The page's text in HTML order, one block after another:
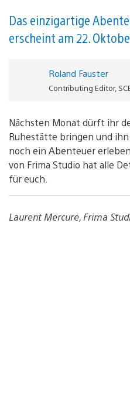
Das einzigartige
erscheint am 22.
Roland Fauster
Contributing Editor,
Nächsten Monat dürft ihr
Ruhestätte bringen und ihn
noch ein Abenteuer
von Frima Studio hat alle
für euch.
Laurent Mercure, Frima